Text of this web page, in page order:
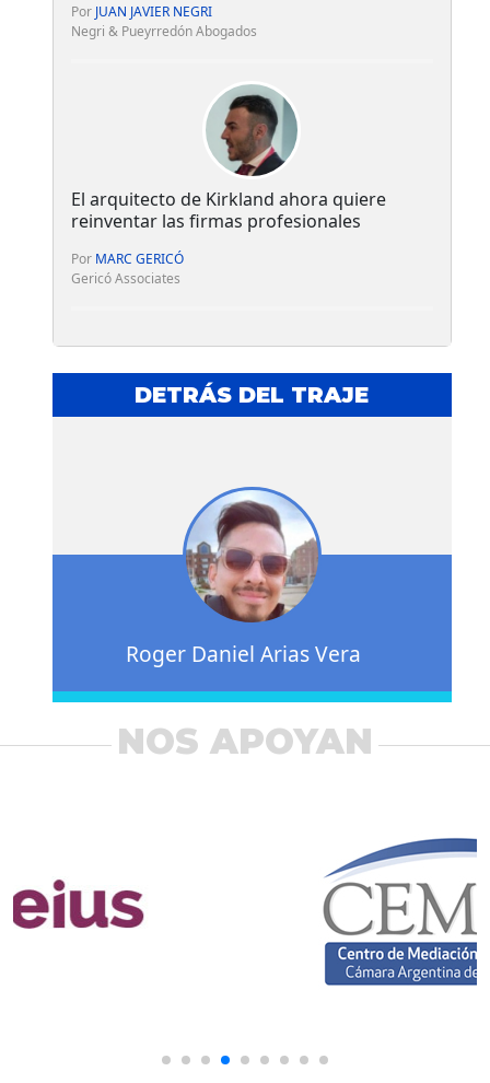
Por JUAN JAVIER NEGRI
Negri & Pueyrredón Abogados
El arquitecto de Kirkland ahora quiere
reinventar las firmas profesionales
Por MARC GERICÓ
Gericó Associates
DETRÁS DEL TRAJE
Roger Daniel Arias Vera
NOS APOYAN